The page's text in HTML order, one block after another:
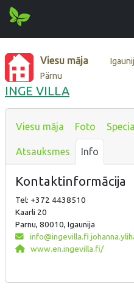
Viesu māja
Pärnu
INGE VILLA
Viesu māja Foto
Atsauksmes Info
Kontaktinformācija
Tel: +372 4438510
Kaarli 20
Parnu, 80010, Igaunija
info@ingevilla.fi
www.en.ingevilla.fi/